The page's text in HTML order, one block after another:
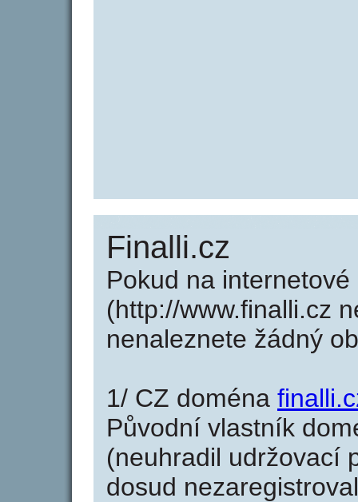
Finalli.cz
Pokud na
(http://www.finalli.cz
nenaleznete žádný
1/ CZ doména
Původní vlastník
(neuhradil udržovací
dosud